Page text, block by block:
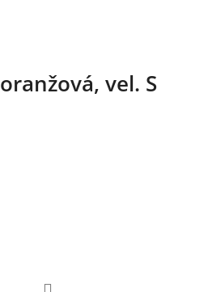
vel. S